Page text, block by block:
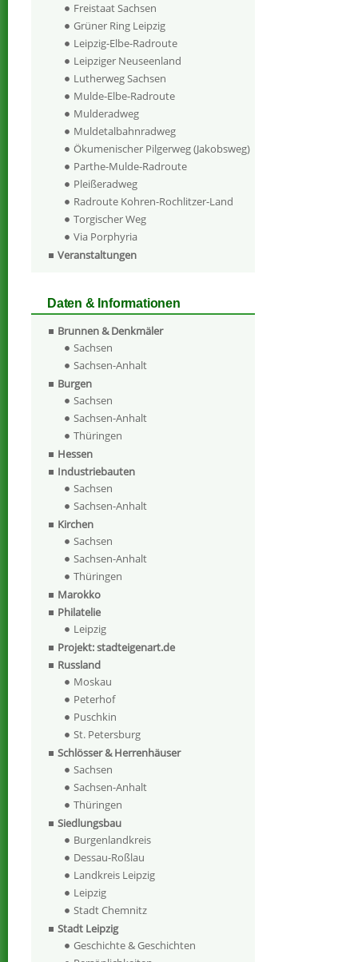
Freistaat Sachsen
Grüner Ring Leipzig
Leipzig-Elbe-Radroute
Leipziger Neuseenland
Lutherweg Sachsen
Mulde-Elbe-Radroute
Mulderadweg
Muldetalbahnradweg
Ökumenischer Pilgerweg (Jakobsweg)
Parthe-Mulde-Radroute
Pleißeradweg
Radroute Kohren-Rochlitzer-Land
Torgischer Weg
Via Porphyria
Veranstaltungen
Daten & Informationen
Brunnen & Denkmäler
Sachsen
Sachsen-Anhalt
Burgen
Sachsen
Sachsen-Anhalt
Thüringen
Hessen
Industriebauten
Sachsen
Sachsen-Anhalt
Kirchen
Sachsen
Sachsen-Anhalt
Thüringen
Marokko
Philatelie
Leipzig
Projekt: stadteigenart.de
Russland
Moskau
Peterhof
Puschkin
St. Petersburg
Schlösser & Herrenhäuser
Sachsen
Sachsen-Anhalt
Thüringen
Siedlungsbau
Burgenlandkreis
Dessau-Roßlau
Landkreis Leipzig
Leipzig
Stadt Chemnitz
Stadt Leipzig
Geschichte & Geschichten